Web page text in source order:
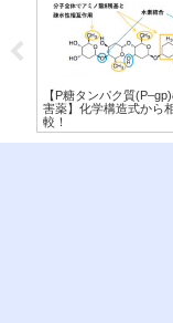
【P糖タンパク質
害薬】化学構造式から
較！